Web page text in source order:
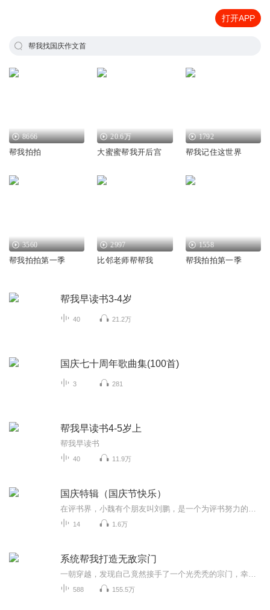
打开APP
帮我找国庆作文首
8666
帮我拍拍
20.6万
大蜜蜜帮我开后宫
1792
帮我记住这世界
3560
帮我拍拍第一季
2997
比邻老师帮帮我
1558
帮我拍拍第一季
帮我早读书3-4岁
40 21.2万
国庆七十周年歌曲集(100首)
3 281
帮我早读书4-5岁上
帮我早读书
40 11.9万
国庆特辑（国庆节快乐）
14 1.6万
系统帮我打造无敌宗门
588 155.5万